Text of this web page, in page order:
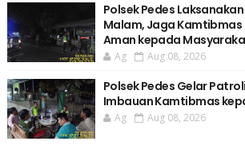
Polsek Pedes
Malam, Jaga Kamtibmas
Aman kepada
Ag Aug 08, 2026
Polsek Pedes Gelar
Imbauan Kamtibmas
Ag Aug 08, 2026